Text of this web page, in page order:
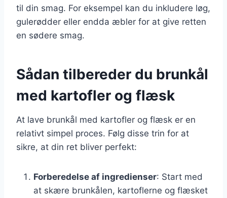
til din smag. For eksempel kan du inkludere løg,
gulerødder eller endda æbler for at give retten
en sødere smag.
Sådan tilbereder du brunkål
med kartofler og flæsk
At lave brunkål med kartofler og flæsk er en
relativt simpel proces. Følg disse trin for at
sikre, at din ret bliver perfekt:
Forberedelse af ingredienser: Start med
at skære brunkålen, kartoflerne og flæsket